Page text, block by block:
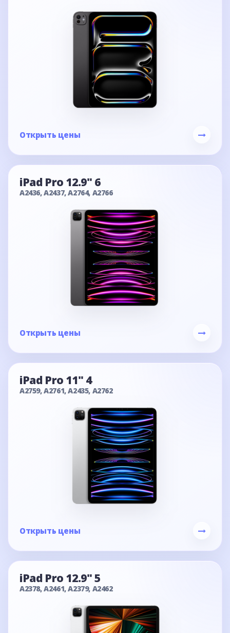
Открыть цены
iPad Pro 12.9" 6
A2436, A2437, A2764, A2766
Открыть цены
iPad Pro 11" 4
A2759, A2761, A2435, A2762
Открыть цены
iPad Pro 12.9" 5
A2378, A2461, A2379, A2462